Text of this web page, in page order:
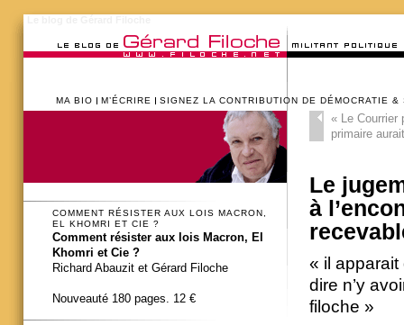
MA BIO M’ÉCRIRE SIGNEZ LA CONTRIBUTION DE DÉMOCRATIE &
«Le Courrier
primaire
Le
à
« il apparait
dire n’y
filoche »
COMMENT RÉSISTER AUX LOIS MACRON,
EL KHOMRI ET CIE ?
Comment résister aux lois Macron, El
Khomri et Cie ?
Richard Abauzit et Gérard Filoche
Nouveauté 180 pages. 12 €